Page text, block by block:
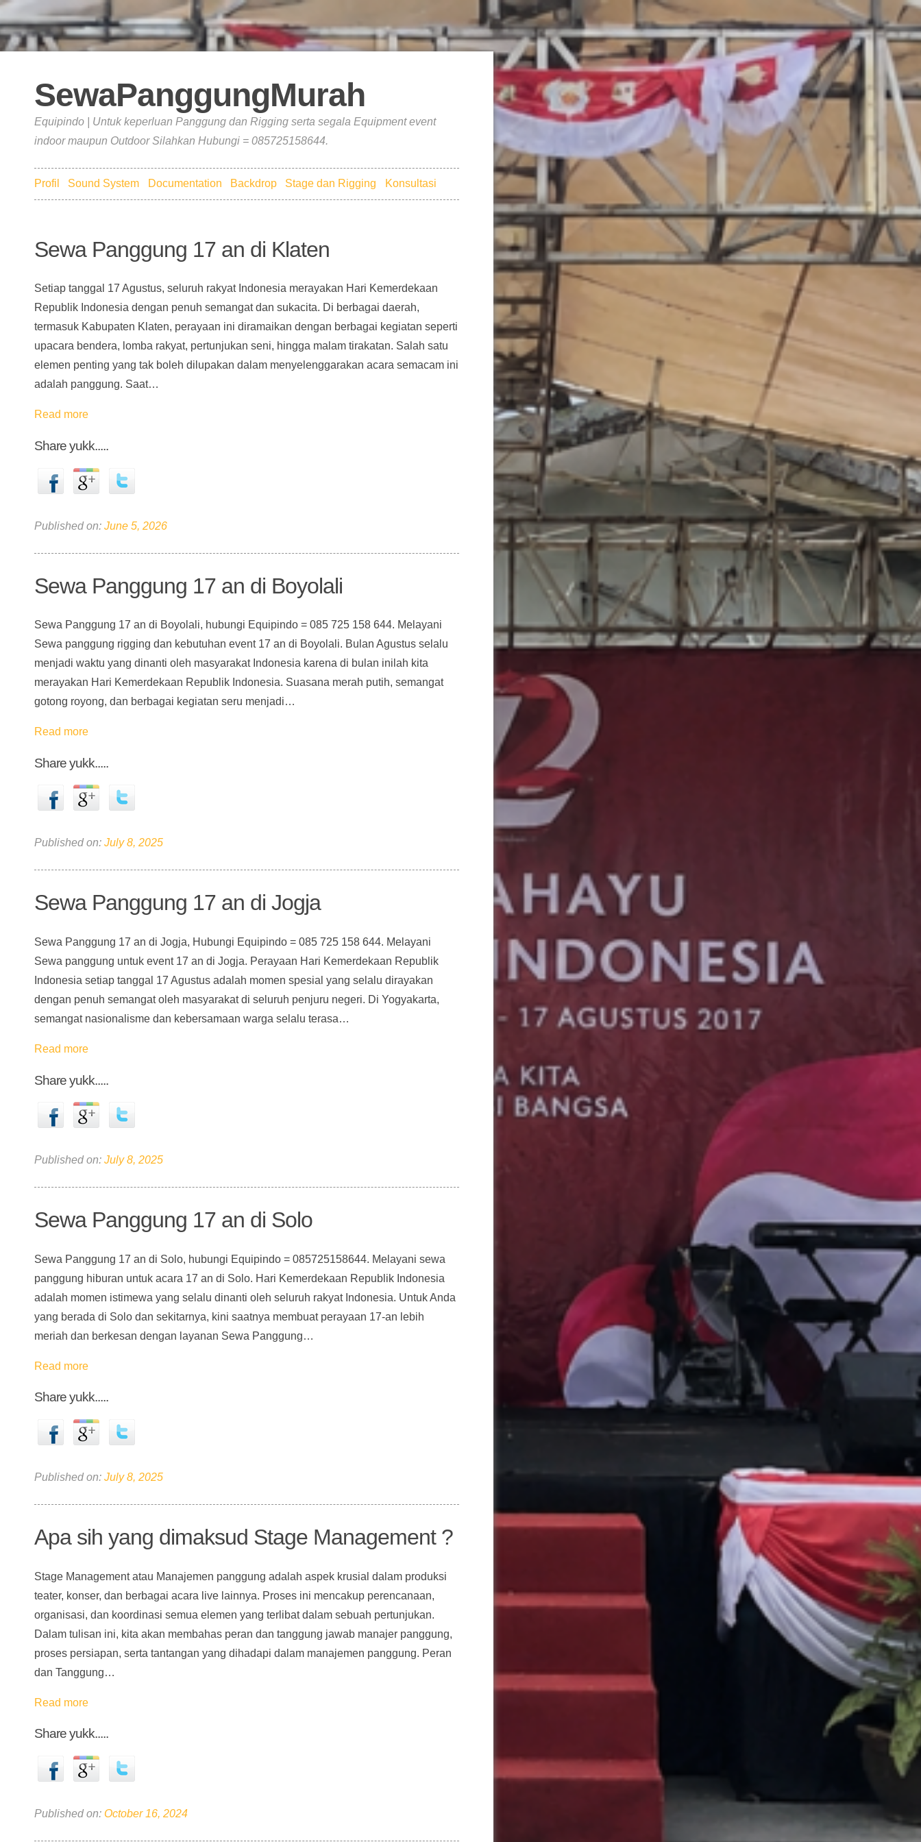
SewaPanggungMurah
Equipindo | Untuk keperluan Panggung dan Rigging serta segala Equipment event
indoor maupun Outdoor Silahkan Hubungi = 085725158644.
Profil Sound System Documentation Backdrop Stage dan Rigging Konsultasi
Sewa Panggung 17 an di Klaten
Setiap tanggal 17 Agustus, seluruh rakyat Indonesia merayakan Hari Kemerdekaan
Republik Indonesia dengan penuh semangat dan sukacita. Di berbagai daerah,
termasuk Kabupaten Klaten, perayaan ini diramaikan dengan berbagai kegiatan seperti
upacara bendera, lomba rakyat, pertunjukan seni, hingga malam tirakatan. Salah satu
elemen penting yang tak boleh dilupakan dalam menyelenggarakan acara semacam ini
adalah panggung. Saat…
Read more
Share yukk.....
Published on: June 5, 2026
Sewa Panggung 17 an di Boyolali
Sewa Panggung 17 an di Boyolali, hubungi Equipindo = 085 725 158 644. Melayani
Sewa panggung rigging dan kebutuhan event 17 an di Boyolali. Bulan Agustus selalu
menjadi waktu yang dinanti oleh masyarakat Indonesia karena di bulan inilah kita
merayakan Hari Kemerdekaan Republik Indonesia. Suasana merah putih, semangat
gotong royong, dan berbagai kegiatan seru menjadi…
Read more
Share yukk.....
Published on: July 8, 2025
Sewa Panggung 17 an di Jogja
Sewa Panggung 17 an di Jogja, Hubungi Equipindo = 085 725 158 644. Melayani
Sewa panggung untuk event 17 an di Jogja. Perayaan Hari Kemerdekaan Republik
Indonesia setiap tanggal 17 Agustus adalah momen spesial yang selalu dirayakan
dengan penuh semangat oleh masyarakat di seluruh penjuru negeri. Di Yogyakarta,
semangat nasionalisme dan kebersamaan warga selalu terasa…
Read more
Share yukk.....
Published on: July 8, 2025
Sewa Panggung 17 an di Solo
Sewa Panggung 17 an di Solo, hubungi Equipindo = 085725158644. Melayani sewa
panggung hiburan untuk acara 17 an di Solo. Hari Kemerdekaan Republik Indonesia
adalah momen istimewa yang selalu dinanti oleh seluruh rakyat Indonesia. Untuk Anda
yang berada di Solo dan sekitarnya, kini saatnya membuat perayaan 17-an lebih
meriah dan berkesan dengan layanan Sewa Panggung…
Read more
Share yukk.....
Published on: July 8, 2025
Apa sih yang dimaksud Stage Management ?
Stage Management atau Manajemen panggung adalah aspek krusial dalam produksi
teater, konser, dan berbagai acara live lainnya. Proses ini mencakup perencanaan,
organisasi, dan koordinasi semua elemen yang terlibat dalam sebuah pertunjukan.
Dalam tulisan ini, kita akan membahas peran dan tanggung jawab manajer panggung,
proses persiapan, serta tantangan yang dihadapi dalam manajemen panggung. Peran
dan Tanggung…
Read more
Share yukk.....
Published on: October 16, 2024